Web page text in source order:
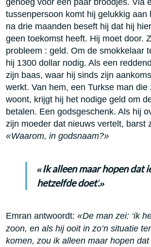
tussenpersoon komt hij gelukkig aan
na drie maanden beseft hij dat hij
geen toekomst heeft. Hij moet door.
probleem : geld. Om de smokkelaar
hij 1300 dollar nodig. Als een
zijn baas, waar hij sinds zijn
werkt. Van hem, een Turkse man die
woont, krijgt hij het nodige geld om
betalen. Een godsgeschenk. Als hij
zijn moeder dat nieuws vertelt, barst
«Waarom, in godsnaam?»
«Ik alleen maar hopen dat
hetzelfde doet’.»
Emran antwoordt: «De man zei: ‘ik
zoon, en als hij ooit in zo’n situatie
komen, zou ik alleen maar hopen